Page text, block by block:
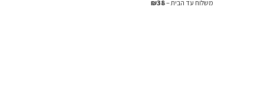
משלוח עד הבית –₪38